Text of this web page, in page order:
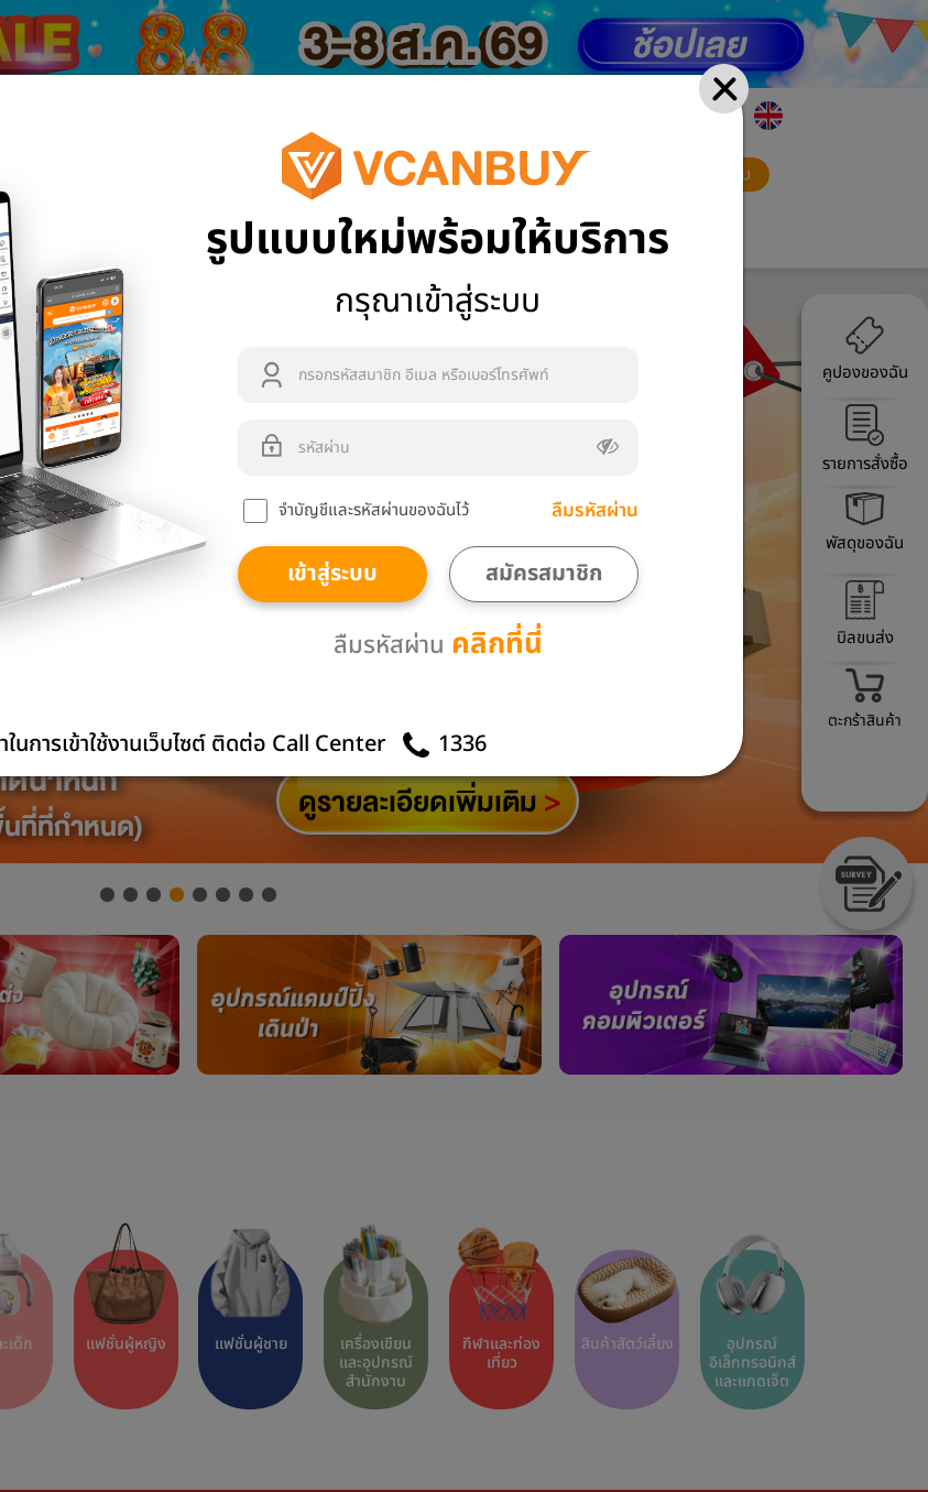
รูปแบบใหม่พร้อมให้บริการ
กรุณาเข้าสู่ระบบ
จำบัญชีและรหัสผ่านของฉันไว้ ลืมรหัสผ่าน
เข้าสู่ระบบ สมัครสมาชิก
ลืมรหัสผ่าน คลิกที่นี่
นการเข้าใช้งานเว็บไซต์ ติดต่อ Call Center 1336
คูปองของฉัน
รายการสั่งซื้อ
พัสดุของฉัน
บิลขนส่ง
ตะกร้าสินค้า
สมัครสมาชิก เข้าสู่ระบบ
าวสารและโปรโมชัน คำนวณค่าขนส่ง แจ้งปัญหา VCB Mall
เด็ก แฟชั่นผู้หญิง แฟชั่นผู้ชาย
เครื่องเขียน
และอุปกรณ์
สำนักงาน
กีฬาและท่อง
เที่ยว
สินค้าสัตว์เลี้ยง
อุปกรณ์
อิเล็กทรอนิกส์
และแกดเจ็ต